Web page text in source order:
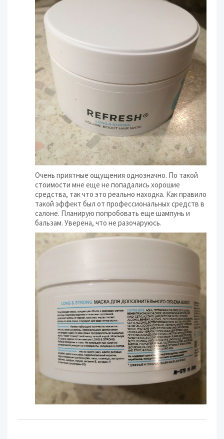
Очень приятные ощущения однозначно. По такой
стоимости мне еще не попадались хорошие
средства, так что это реально находка. Как правило
такой эффект был от профессиональных средств в
салоне. Планирую попробовать еще шампунь и
бальзам. Уверена, что не разочаруюсь.